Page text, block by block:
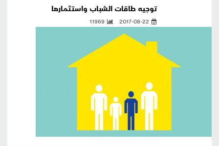
توجيه طاقات الشباب واستثمارها
2017-08-22
11969